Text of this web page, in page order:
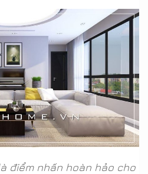
điểm nhấn hoàn hảo cho